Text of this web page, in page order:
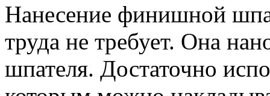
Нанесение финишной
труда не требует. Она
шпателя. Достаточно